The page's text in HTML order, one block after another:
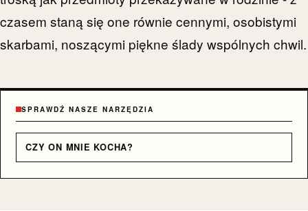
czasem staną się one równie cennymi, osobistymi
skarbami, noszącymi piękne ślady wspólnych chwil.
SPRAWDŹ NASZE NARZĘDZIA
CZY ON MNIE KOCHA?